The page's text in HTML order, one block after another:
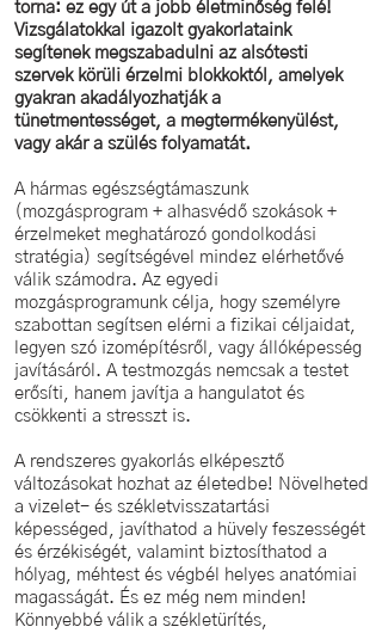
torna: ez egy út a jobb életminőség felé!
Vizsgálatokkal igazolt gyakorlataink
segítenek megszabadulni az alsótesti
szervek körüli érzelmi blokkoktól, amelyek
gyakran akadályozhatják a
tünetmentességet, a megtermékenyülést,
vagy akár a szülés folyamatát.
A hármas egészségtámaszunk
(mozgásprogram + alhasvédő szokások +
érzelmeket meghatározó gondolkodási
stratégia) segítségével mindez elérhetővé
válik számodra. Az egyedi
mozgásprogramunk célja, hogy személyre
szabottan segítsen elérni a fizikai céljaidat,
legyen szó izomépítésről, vagy állóképesség
javításáról. A testmozgás nemcsak a testet
erősíti, hanem javítja a hangulatot és
csökkenti a stresszt is.
A rendszeres gyakorlás elképesztő
változásokat hozhat az életedbe! Növelheted
a vizelet- és székletvisszatartási
képességed, javíthatod a hüvely feszességét
és érzékiségét, valamint biztosíthatod a
hólyag, méhtest és végbél helyes anatómiai
magasságát. És ez még nem minden!
Könnyebbé válik a székletürítés,